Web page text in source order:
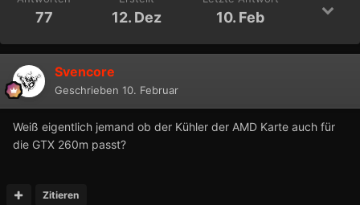
77 12. Dez 10. Feb
Svencore
Geschrieben 10. Februar
Weiß eigentlich jemand ob der Kühler der AMD Karte auch für
die GTX 260m passt?
Zitieren